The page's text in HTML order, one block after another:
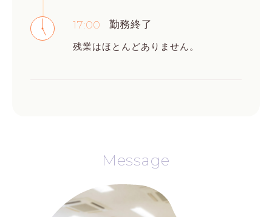
17:00 勤務終了
残業はほとんどありません。
Message